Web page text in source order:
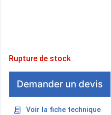
Rupture de stock
Demander un devis
Voir la fiche technique